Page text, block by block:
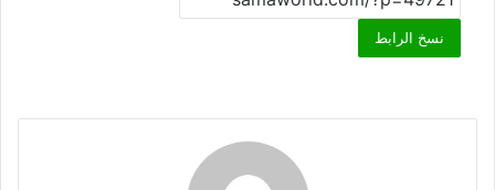
نسخ الرابط